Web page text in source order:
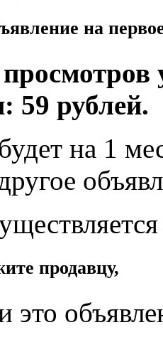
на
59 рублей.
на 1
продавцу,
это